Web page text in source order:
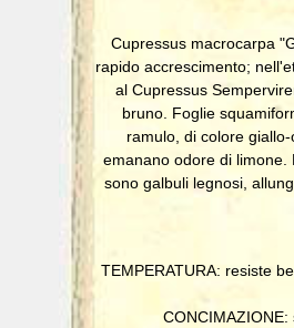
Cupressus macrocarpa
rapido accrescimento;
al Cupressus
bruno. Foglie
ramulo, di colore
emanano odore di limone.
sono galbuli legnosi,
TEMPERATURA: resiste